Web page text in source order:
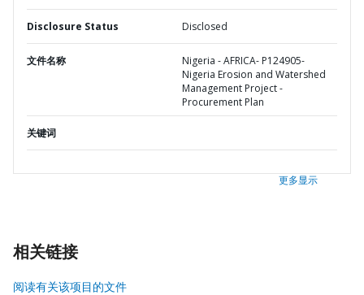
Disclosure Status Disclosed
文件名称
Nigeria - AFRICA- P124905-
Nigeria Erosion and Watershed
Management Project -
Procurement Plan
关键词
更多显示
相关链接
阅读有关该项目的文件